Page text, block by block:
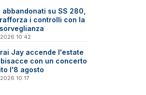
abbandonati su SS 280,
i controlli con la
10:42
Jay accende l'estate
con un concerto
l'8 agosto
10:17